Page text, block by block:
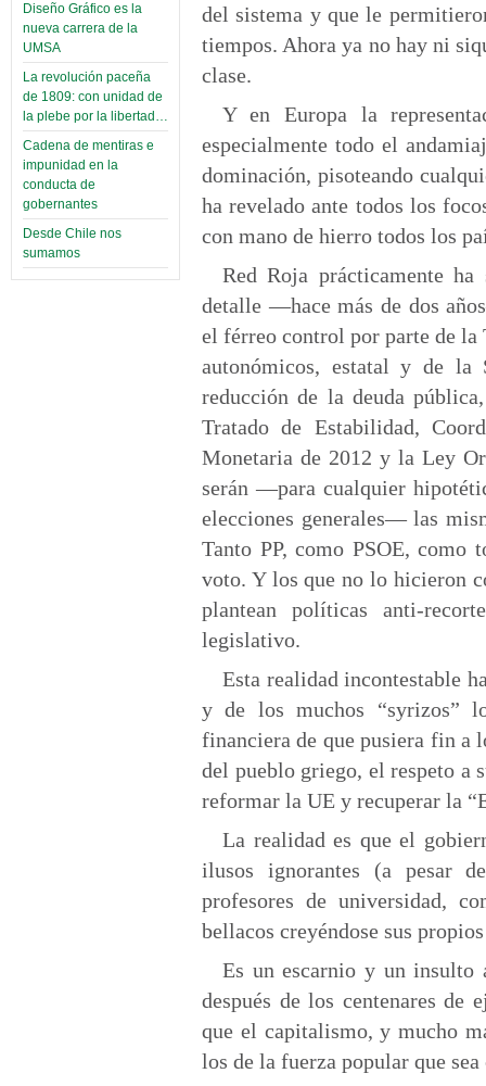
Diseño Gráfico es la
nueva carrera de la
UMSA
La revolución paceña
de 1809: con unidad de
la plebe por la libertad…
Cadena de mentiras e
impunidad en la
conducta de
gobernantes
Desde Chile nos
sumamos
del sistema y que le
tiempos. Ahora ya no hay ni
clase.
Y en Europa la
especialmente todo el
dominación, pisoteando
ha revelado ante todos los
con mano de hierro todos los
Red Roja prácticamente
detalle —hace más de dos
el férreo control por parte de
autonómicos, estatal y de
reducción de la deuda
Tratado de Estabilidad,
Monetaria de 2012 y la Ley
serán —para cualquier
elecciones generales— las
Tanto PP, como PSOE, como
voto. Y los que no lo hicieron
plantean políticas anti-
legislativo.
Esta realidad incontestable
y de los muchos “syrizos”
financiera de que pusiera fin a
del pueblo griego, el respeto a
reformar la UE y recuperar la
La realidad es que el
ilusos ignorantes (a pesar
profesores de universidad,
bellacos creyéndose sus
Es un escarnio y un insulto
después de los centenares de
que el capitalismo, y mucho
los de la fuerza popular que sea